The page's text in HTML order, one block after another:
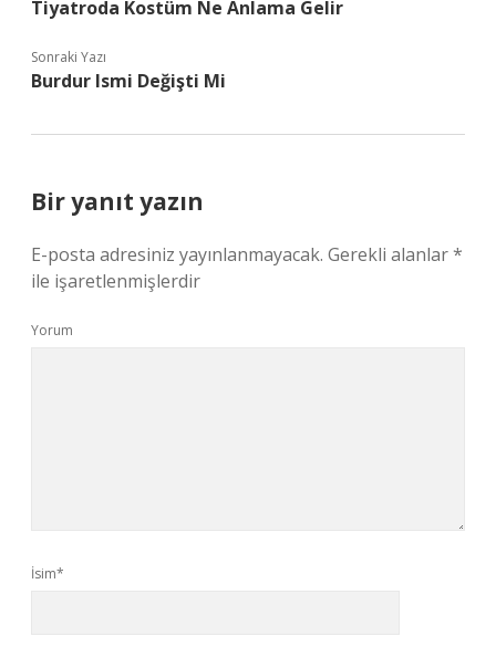
Tiyatroda Kostüm Ne Anlama Gelir
Sonraki Yazı
Burdur Ismi Değişti Mi
Bir yanıt yazın
E-posta adresiniz yayınlanmayacak. Gerekli alanlar*
ile işaretlenmişlerdir
Yorum
İsim*